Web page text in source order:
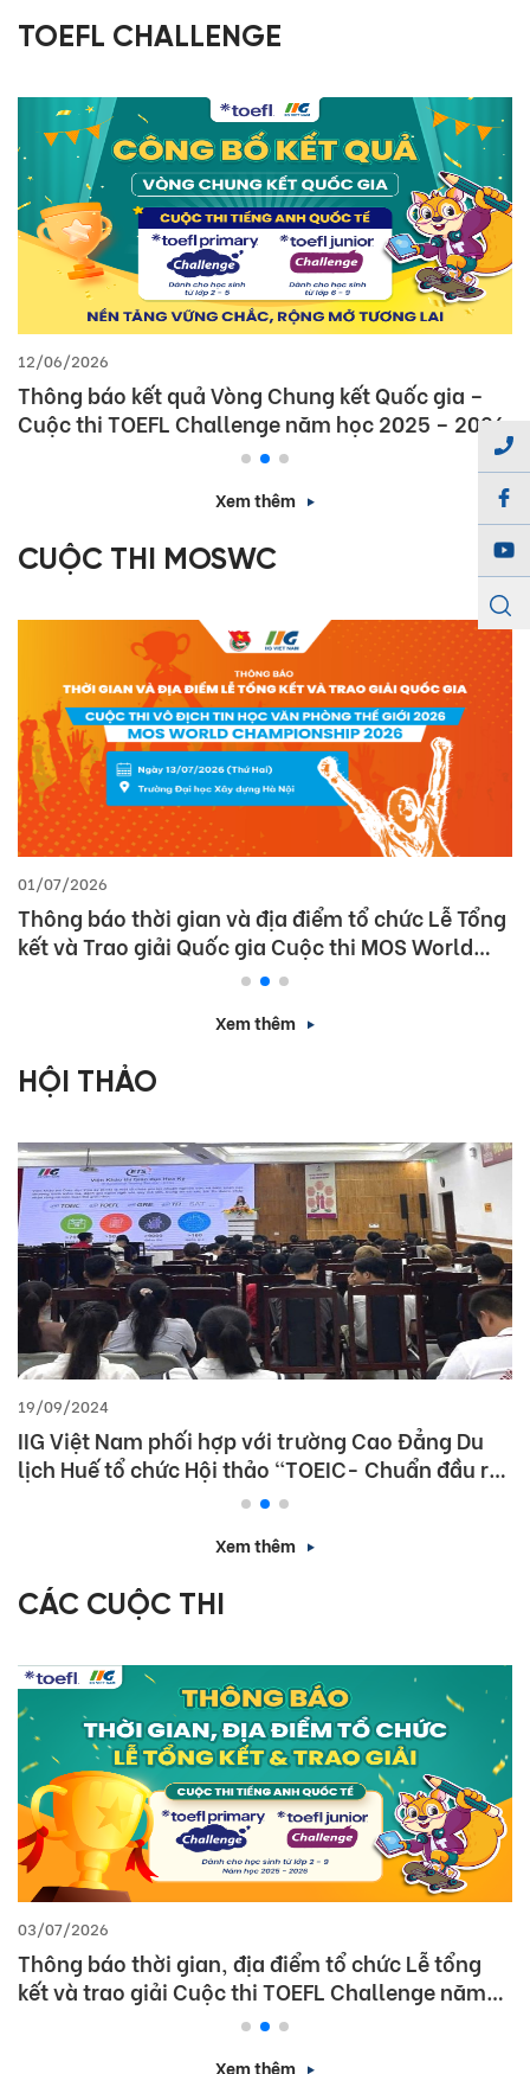
TOEFL CHALLENGE
12/06/2026
Thông báo kết quả Vòng Chung kết Quốc gia –
Cuộc thi TOEFL Challenge năm học 2025 – 2026
Xem thêm
CUỘC THI MOSWC
01/07/2026
Thông báo thời gian và địa điểm tổ chức Lễ Tổng
kết và Trao giải Quốc gia Cuộc thi MOS World
Xem thêm
HỘI THẢO
19/09/2024
IIG Việt Nam phối hợp với trường Cao Đẳng Du
lịch Huế tổ chức Hội thảo “TOEIC- Chuẩn đầu ra
tiếng Anh- Bí Quyết chinh phục nhà tuyển dụng”
Xem thêm
CÁC CUỘC THI
03/07/2026
Thông báo thời gian, địa điểm tổ chức Lễ tổng
kết và trao giải Cuộc thi TOEFL Challenge năm
Xem thêm